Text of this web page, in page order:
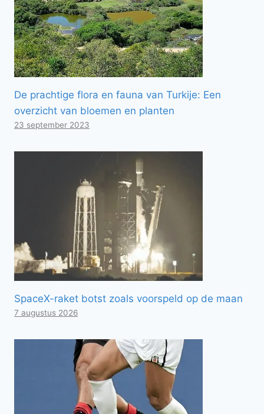
De prachtige flora en fauna van Turkije: Een
overzicht van bloemen en planten
23 september 2023
SpaceX-raket botst zoals voorspeld op de maan
7 augustus 2026